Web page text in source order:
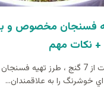
فسنجان مخصوص و
نكات مهم
در اين پست از 7 گنج ، طرز تهيه
خوشرنگ را به علاقمندان...